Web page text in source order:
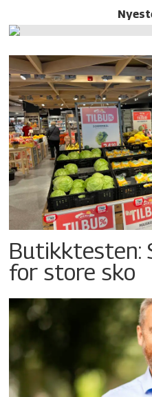
Butikktesten:
for store sko